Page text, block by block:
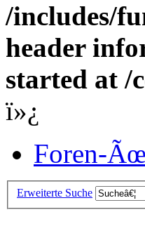
/includes/
header
started at /
ï»¿
Foren-
Erweiterte Suche